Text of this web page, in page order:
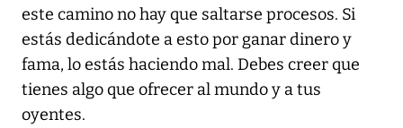
este camino no hay que saltarse procesos. Si
estás dedicándote a esto por ganar dinero y
fama, lo estás haciendo mal. Debes creer que
tienes algo que ofrecer al mundo y a tus
oyentes.